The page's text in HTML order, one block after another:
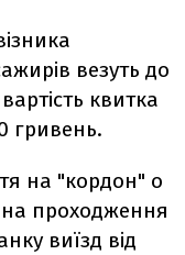
везуть до
квитка
гривень.
на "кордон" о
на проходження
виїзд від